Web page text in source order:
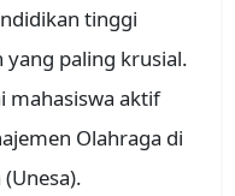
tinggi
yang paling krusial.
mahasiswa aktif
Olahraga di